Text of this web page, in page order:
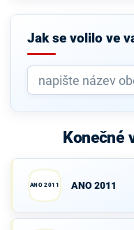
Jak se volilo ve
Konečné
ANO 2011 ANO 2011